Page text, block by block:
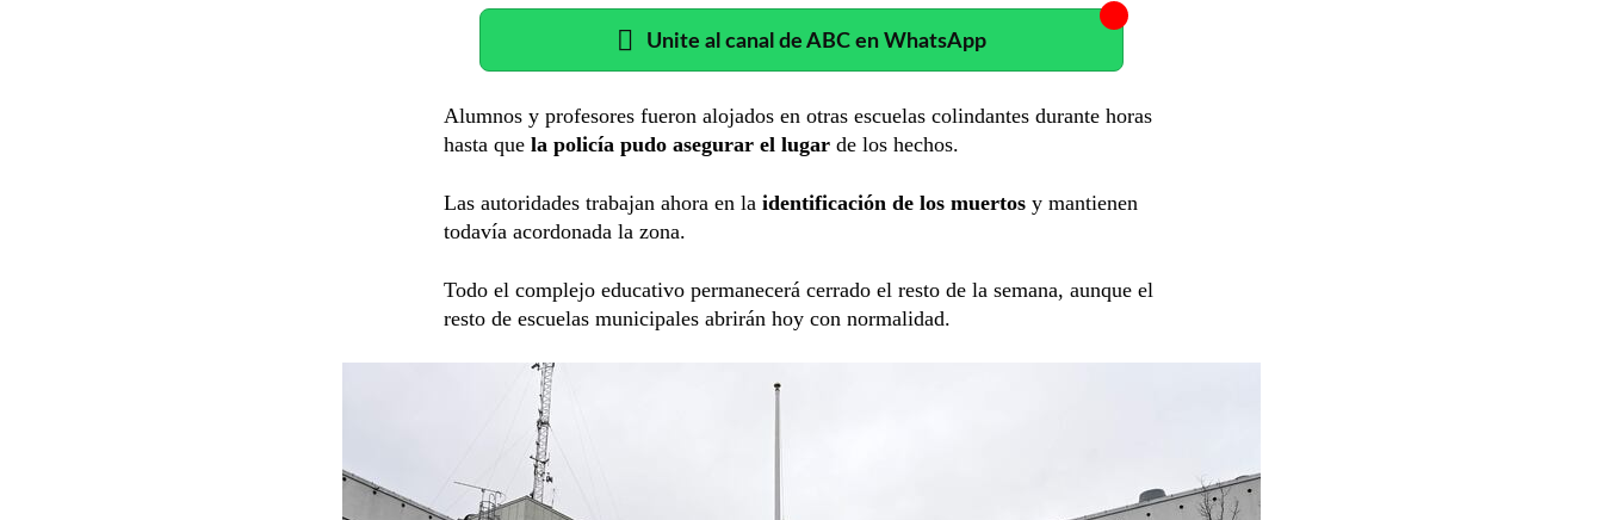
Unite al canal de ABC en WhatsApp
Alumnos y profesores fueron alojados en otras escuelas colindantes durante horas
hasta que la policía pudo asegurar el lugar de los hechos.
Las autoridades trabajan ahora en la identificación de los muertos y mantienen
todavía acordonada la zona.
Todo el complejo educativo permanecerá cerrado el resto de la semana, aunque el
resto de escuelas municipales abrirán hoy con normalidad.